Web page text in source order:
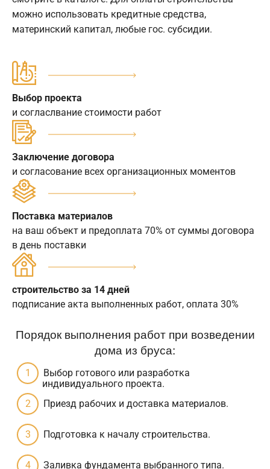
можно использовать кредитные средства,
материнский капитал, любые гос. субсидии.
Выбор проекта
и согласлвание стоимости работ
Заключение договора
и согласование всех организационных моментов
Поставка материалов
на ваш объект и предоплата 70% от суммы договора
в день поставки
строительство за 14 дней
подписание акта выполненных работ, оплата 30%
Порядок выполнения работ при возведении
дома из бруса:
Выбор готового или разработка
индивидуального проекта.
Приезд рабочих и доставка материалов.
Подготовка к началу строительства.
Заливка фундамента выбранного типа.